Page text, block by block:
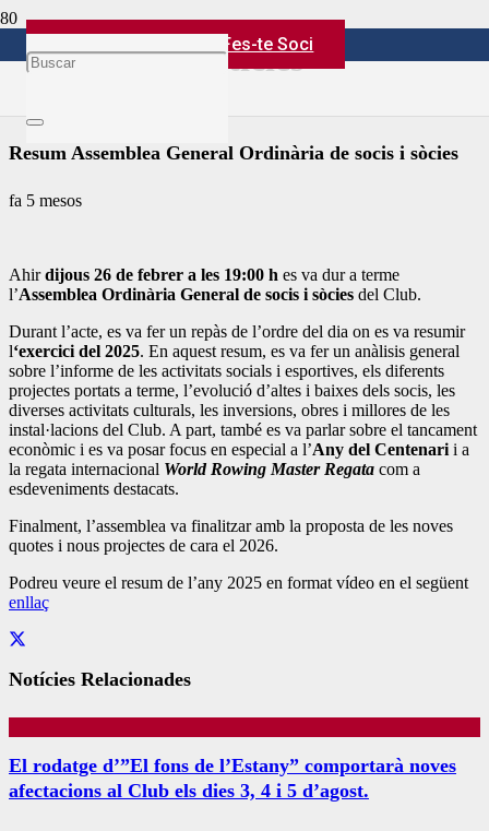
Fes-te Soci
Notícies
Resum Assemblea General Ordinària de socis i sòcies
fa 5 mesos
Ahirdijous 26 de febrer a les 19:00 h es va dur a terme
l’Assemblea Ordinària General de socis i sòcies del Club.
Durant l’acte, es va fer un repàs de l’ordre del dia on es va resumir
l‘exercici del 2025. En aquest resum, es va fer un anàlisis general
sobre l’informe de les activitats socials i esportives, els diferents
projectes portats a terme, l’evolució d’altes i baixes dels socis, les
diverses activitats culturals, les inversions, obres i millores de les
instal·lacions del Club. A part, també es va parlar sobre el tancament
econòmic i es va posar focus en especial a l’Any del Centenarii a
la regata internacional World Rowing Master Regata com a
esdeveniments destacats.
Finalment, l’assemblea va finalitzar amb la proposta de les noves
quotes i nous projectes de cara el 2026.
Podreu veure el resum de l’any 2025 en format vídeo en el següent
enllaç
Notícies Relacionades
El rodatge d’”El fons de l’Estany” comportarà noves
afectacions al Club els dies 3, 4 i 5 d’agost.